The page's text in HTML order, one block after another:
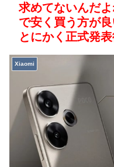
求めてないんだ
で安く買う方が
とにかく正式発
Xiaomi